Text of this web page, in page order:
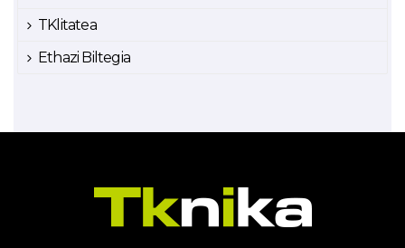
TKlitatea
Ethazi Biltegia